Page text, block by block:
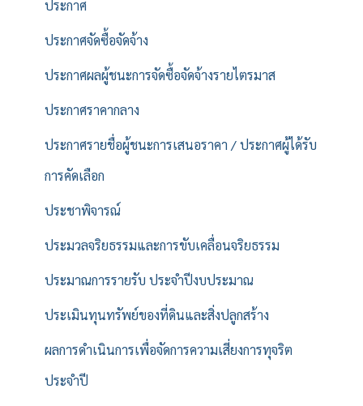
ประกาศ
ประกาศจัดซื้อจัดจ้าง
ประกาศผลผู้ชนะการจัดซื้อจัดจ้างรายไตรมาส
ประกาศราคากลาง
ประกาศรายชื่อผู้ชนะการเสนอราคา / ประกาศผู้ได้รับ
การคัดเลือก
ประชาพิจารณ์
ประมวลจริยธรรมและการขับเคลื่อนจริยธรรม
ประมาณการรายรับ ประจำปีงบประมาณ
ประเมินทุนทรัพย์ของที่ดินและสิ่งปลูกสร้าง
ผลการดำเนินการเพื่อจัดการความเสี่ยงการทุจริต
ประจำปี